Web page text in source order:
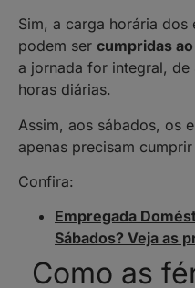
Sim, a carga horária
podem ser cumpridas
a jornada for integral, de
horas diárias.
Assim, aos sábados, os
apenas precisam
Confira:
Empregada
Sábados? Veja as
Como as